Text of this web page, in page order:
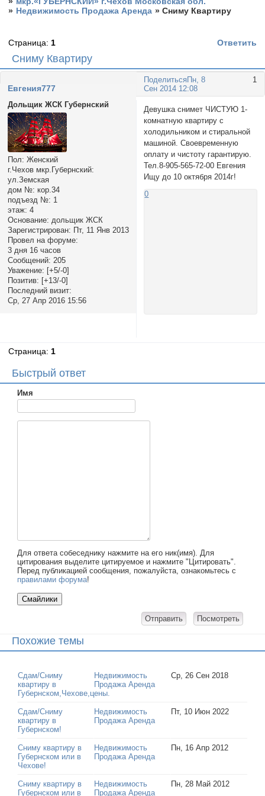
» Недвижимость Продажа Аренда »Сниму Квартиру
Сниму Квартиру
Страница: 1 Ответить
Поделиться 1
Пн, 8
Сен 2014 12:08
Евгения777
Дольщик ЖСК Губернский
Пол: Женский
г.Чехов мкр.Губернский:
ул.Земская
дом №: кор.34
подъезд №: 1
этаж: 4
Основание: дольщик ЖСК
Зарегистрирован: Пт, 11 Янв 2013
Провел на форуме:
3 дня 16 часов
Сообщений: 205
Уважение: [+5/-0]
Позитив: [+13/-0]
Последний визит:
Ср, 27 Апр 2016 15:56
Девушка снимет ЧИСТУЮ 1-
комнатную квартиру с
холодильником и стиральной
машиной. Своевременную
оплату и чистоту гарантирую.
Тел.8-905-565-72-00 Евгения
Ищу до 10 октября 2014г!
0
Страница: 1
Быстрый ответ
Имя
Для ответа собеседнику нажмите на его ник(имя). Для
цитирования выделите цитируемое и нажмите "Цитировать".
Перед публикацией сообщения, пожалуйста, ознакомьтесь с
правилами форума!
Похожие темы
Сдам/Сниму
квартиру в
Губернском,Чехове,цены.
Недвижимость
Продажа Аренда
Ср, 26 Сен 2018
Сдам/Сниму
квартиру в
Губернском!
Недвижимость
Продажа Аренда
Пт, 10 Июн 2022
Сниму квартиру в
Губернском или в
Чехове!
Недвижимость
Продажа Аренда
Пн, 16 Апр 2012
Сниму квартиру в
Губернском или в
Недвижимость
Продажа Аренда
Пн, 28 Май 2012